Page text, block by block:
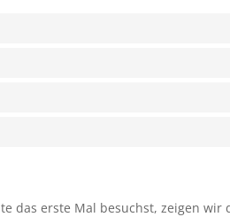
das erste Mal besuchst, zeigen